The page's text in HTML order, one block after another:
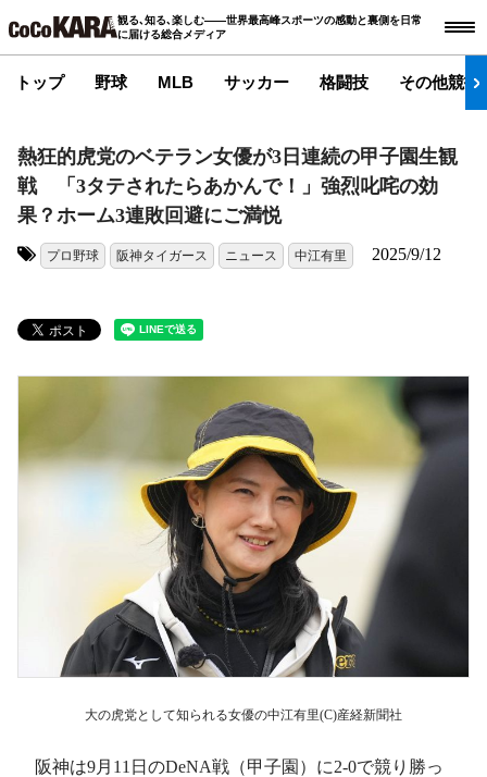
観る､知る､楽しむ――世界最高峰スポーツの感動と裏側を日常
に届ける総合メディア
トップ 野球 MLB サッカー 格闘技 その他競技
熱狂的虎党のベテラン女優が3日連続の甲子園生観
戦 「3タテされたらあかんで！」強烈叱咤の効
果？ホーム3連敗回避にご満悦
プロ野球 阪神タイガース ニュース 中江有里 2025/9/12
大の虎党として知られる女優の中江有里(C)産経新聞社
阪神は9月11日のDeNA戦（甲子園）に2-0で競り勝っ